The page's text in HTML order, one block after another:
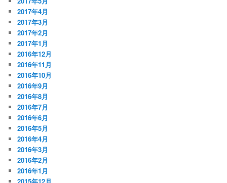
2017年4月
2017年3月
2017年2月
2017年1月
2016年12月
2016年11月
2016年10月
2016年9月
2016年8月
2016年7月
2016年6月
2016年5月
2016年4月
2016年3月
2016年2月
2016年1月
2015年12月